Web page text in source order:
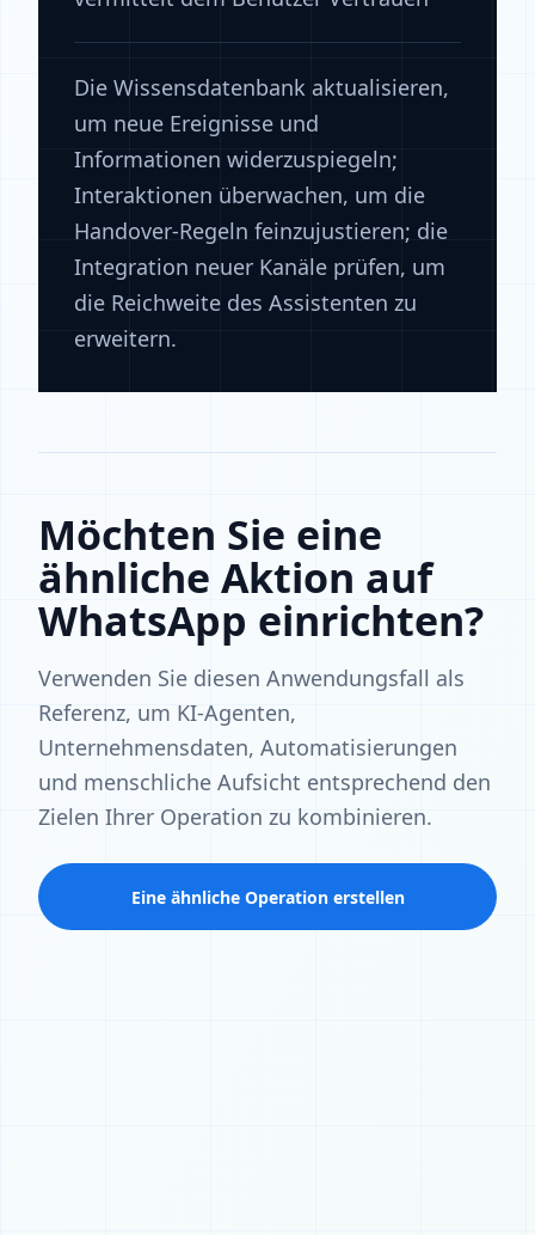
Die Wissensdatenbank aktualisieren,
um neue Ereignisse und
Informationen widerzuspiegeln;
Interaktionen überwachen, um die
Handover-Regeln feinzujustieren; die
Integration neuer Kanäle prüfen, um
die Reichweite des Assistenten zu
erweitern.
Möchten Sie eine
ähnliche Aktion auf
WhatsApp einrichten?
Verwenden Sie diesen Anwendungsfall als
Referenz, um KI-Agenten,
Unternehmensdaten, Automatisierungen
und menschliche Aufsicht entsprechend den
Zielen Ihrer Operation zu kombinieren.
Eine ähnliche Operation erstellen